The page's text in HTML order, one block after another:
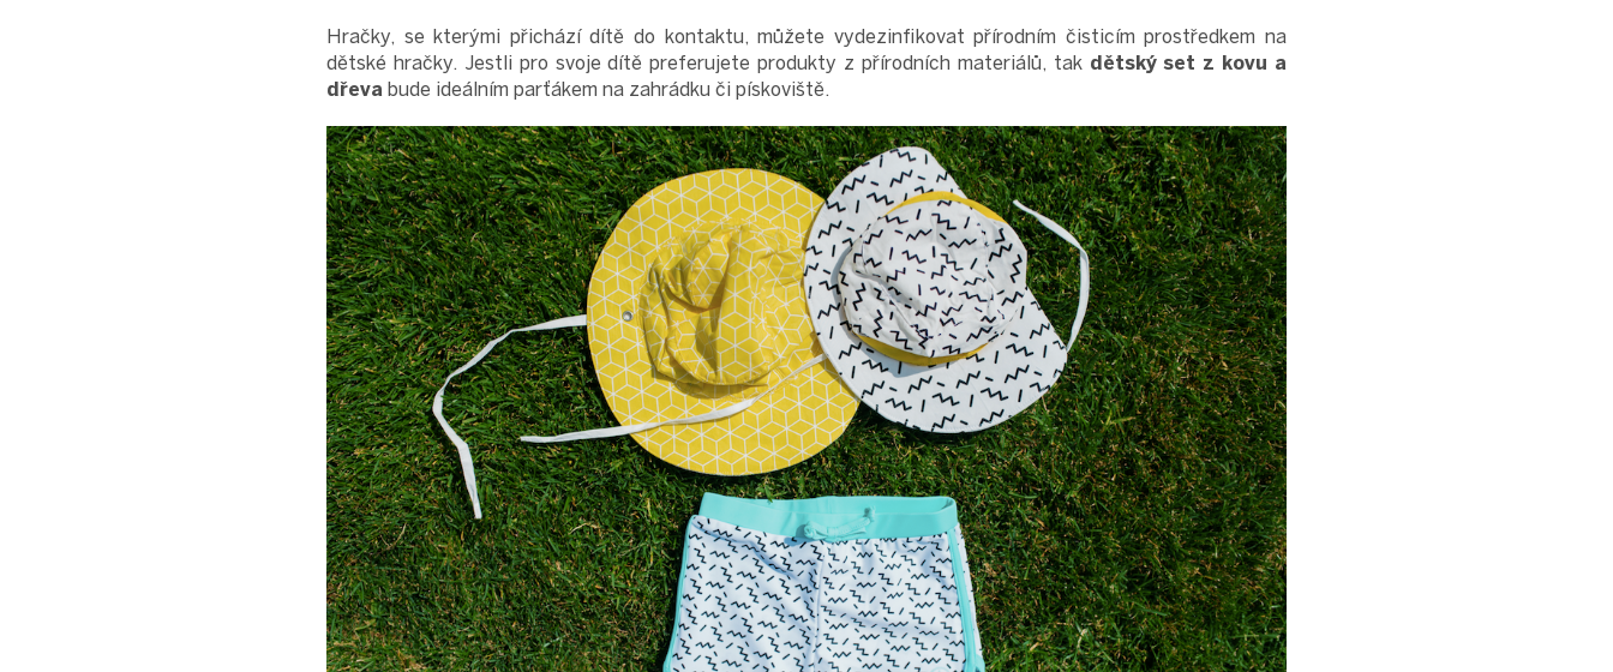
Hračky, se kterými přichází dítě do kontaktu, můžete vydezinfikovat přírodním čisticím prostředkem na
dětské hračky. Jestli pro svoje dítě preferujete produkty z přírodních materiálů, tak dětský set z kovu a
dřeva bude ideálním parťákem na zahrádku či pískoviště.